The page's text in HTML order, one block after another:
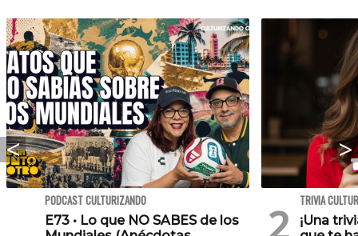
PODCAST CULTURIZANDO
E73 • Lo que NO SABES de los
TRIVIA
¡Una